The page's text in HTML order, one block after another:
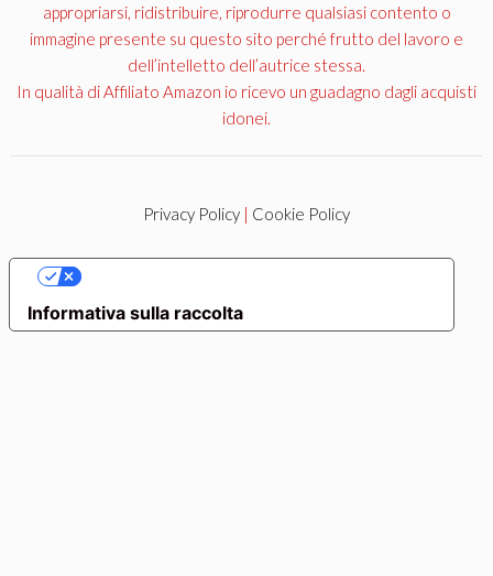
appropriarsi, ridistribuire, riprodurre qualsiasi contento o
immagine presente su questo sito perché frutto del lavoro e
dell’intelletto dell’autrice stessa.
In qualità di Affiliato Amazon io ricevo un guadagno dagli acquisti
idonei.
Privacy Policy Cookie Policy
Informativa sulla raccolta